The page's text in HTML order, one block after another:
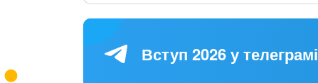
Вступ 2026 у телеграмі